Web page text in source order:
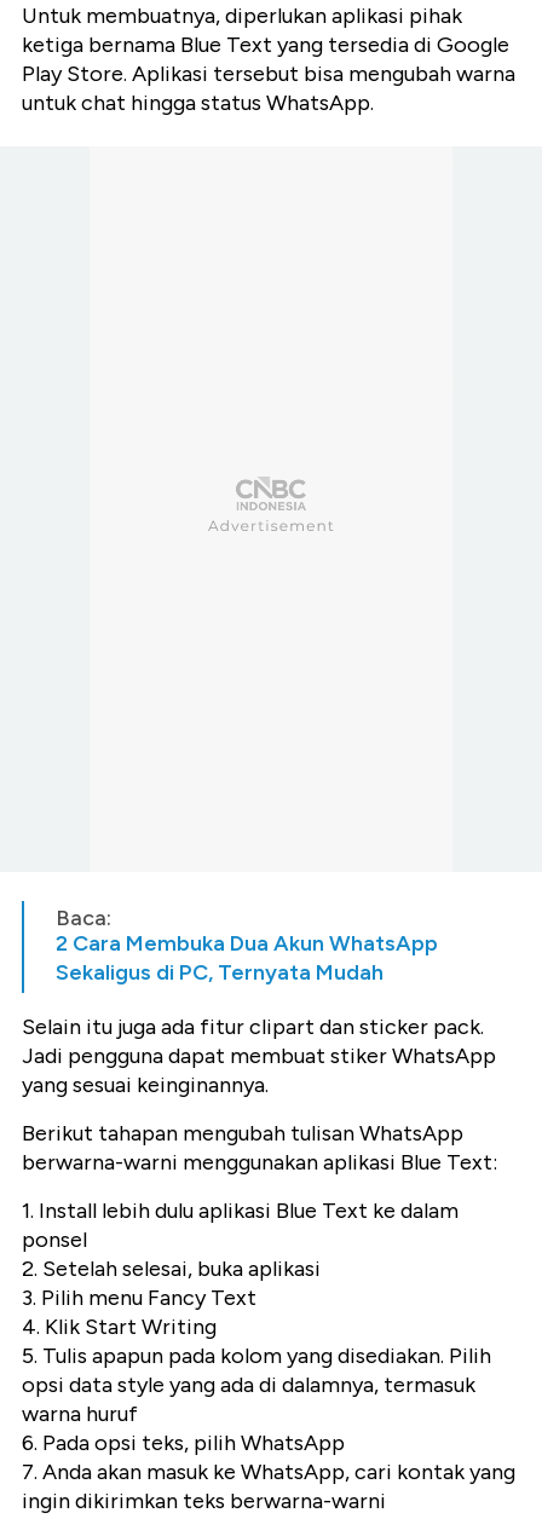
Untuk membuatnya, diperlukan aplikasi pihak
ketiga bernama Blue Text yang tersedia di Google
Play Store. Aplikasi tersebut bisa mengubah warna
untuk chat hingga status WhatsApp.
Baca:
2 Cara Membuka Dua Akun WhatsApp
Sekaligus di PC, Ternyata Mudah
Selain itu juga ada fitur clipart dan sticker pack.
Jadi pengguna dapat membuat stiker WhatsApp
yang sesuai keinginannya.
Berikut tahapan mengubah tulisan WhatsApp
berwarna-warni menggunakan aplikasi Blue Text:
1. Install lebih dulu aplikasi Blue Text ke dalam
ponsel
2. Setelah selesai, buka aplikasi
3. Pilih menu Fancy Text
4. Klik Start Writing
5. Tulis apapun pada kolom yang disediakan. Pilih
opsi data style yang ada di dalamnya, termasuk
warna huruf
6. Pada opsi teks, pilih WhatsApp
7. Anda akan masuk ke WhatsApp, cari kontak yang
ingin dikirimkan teks berwarna-warni